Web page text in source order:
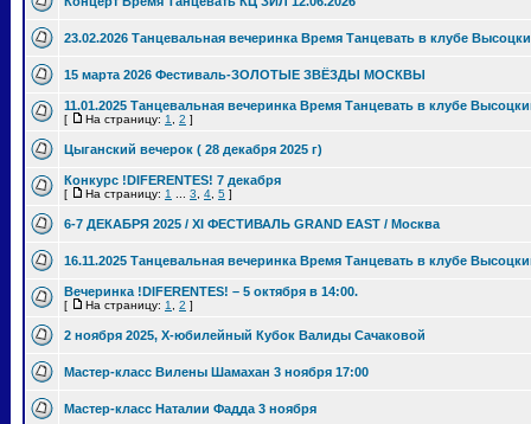
23.02.2026 Танцевальная вечеринка Время Танцевать в клубе
15 марта 2026 Фестиваль-ЗОЛОТЫЕ ЗВЁЗДЫ МОСКВЫ
11.01.2025 Танцевальная вечеринка Время Танцевать в клубе
[ На страницу: 1 2 ]
Цыганский вечерок ( 28 декабря 2025 г)
Конкурс !DIFERENTES! 7 декабря
[ На страницу: 1 3 4 5 ]
6-7 ДЕКАБРЯ 2025 / XI ФЕСТИВАЛЬ GRAND EAST / Москва
16.11.2025 Танцевальная вечеринка Время Танцевать в клубе
Вечеринка !DIFERENTES! – 5 октября в 14:00.
[ На страницу: 1 2 ]
2 ноября 2025, Х-юбилейный Кубок Валиды Сачаковой
Мастер-класс Вилены Шамахан 3 ноября 17:00
Мастер-класс Наталии Фадда 3 ноября